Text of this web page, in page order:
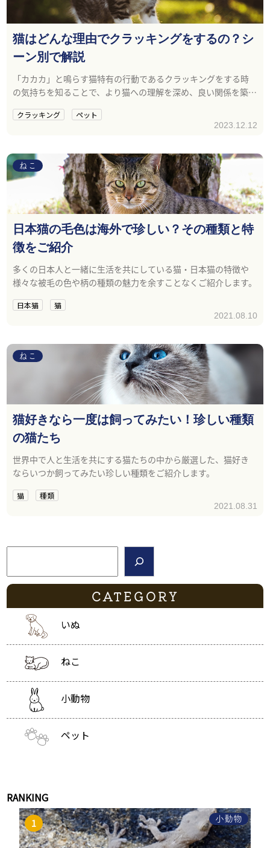
猫はどんな理由でクラッキングをするの？シ
ーン別で解説
「カカカ」と鳴らす猫特有の行動であるクラッキングをする時
の気持ちを知ることで、より猫への理解を深め、良い関係を築く
クラッキング ペット
2023.12.12
ねこ
日本猫の毛色は海外で珍しい？その種類と特
徴をご紹介
多くの日本人と一緒に生活を共にしている猫・日本猫の特徴や
様々な被毛の色や柄の種類の魅力を余すことなくご紹介します。
日本猫 猫
2021.08.10
ねこ
猫好きなら一度は飼ってみたい！珍しい種類
の猫たち
世界中で人と生活を共にする猫たちの中から厳選した、猫好き
ならいつか飼ってみたい珍しい種類をご紹介します。
猫 種類
2021.08.31
検索
CATEGORY
いぬ
ねこ
小動物
ペット
RANKING
小動物